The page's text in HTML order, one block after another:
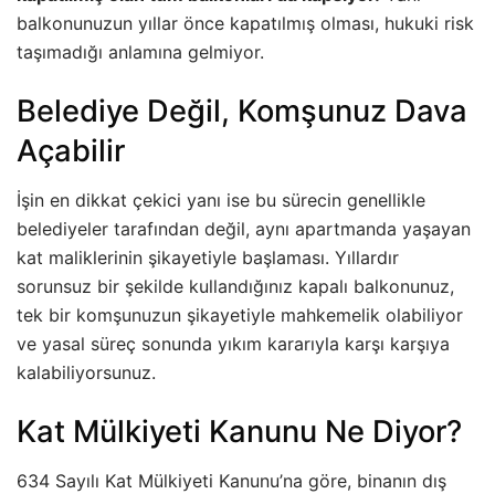
balkonunuzun yıllar önce kapatılmış olması, hukuki risk
taşımadığı anlamına gelmiyor.
Belediye Değil, Komşunuz Dava
Açabilir
İşin en dikkat çekici yanı ise bu sürecin genellikle
belediyeler tarafından değil, aynı apartmanda yaşayan
kat maliklerinin şikayetiyle başlaması. Yıllardır
sorunsuz bir şekilde kullandığınız kapalı balkonunuz,
tek bir komşunuzun şikayetiyle mahkemelik olabiliyor
ve yasal süreç sonunda yıkım kararıyla karşı karşıya
kalabiliyorsunuz.
Kat Mülkiyeti Kanunu Ne Diyor?
634 Sayılı Kat Mülkiyeti Kanunu’na göre, binanın dış